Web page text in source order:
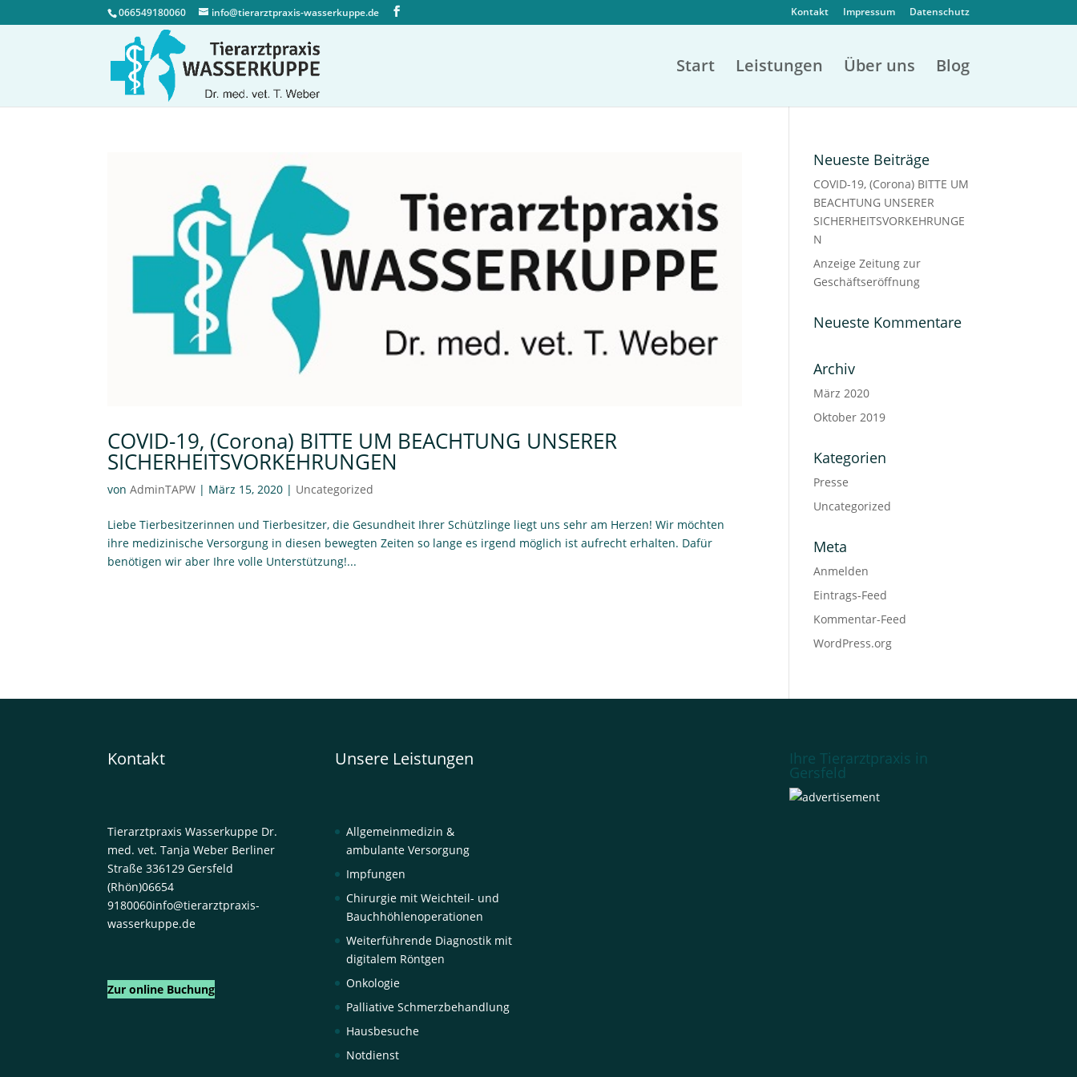
066549180060 info@tierarztpraxis-wasserkuppe.de Kontakt Impressum Datenschutz
Start Leistungen Über uns Blog
COVID-19, (Corona) BITTE UM BEACHTUNG UNSERER
SICHERHEITSVORKEHRUNGEN
vonAdminTAPW | März 15, 2020 | Uncategorized
Liebe Tierbesitzerinnen und Tierbesitzer, die Gesundheit Ihrer Schützlinge liegt uns sehr am Herzen! Wir möchten
ihre medizinische Versorgung in diesen bewegten Zeiten so lange es irgend möglich ist aufrecht erhalten. Dafür
benötigen wir aber Ihre volle Unterstützung!...
Neueste Beiträge
COVID-19, (Corona) BITTE UM
BEACHTUNG UNSERER
SICHERHEITSVORKEHRUNGE
N
Anzeige Zeitung zur
Geschäftseröffnung
Neueste Kommentare
Archiv
März 2020
Oktober 2019
Kategorien
Presse
Uncategorized
Meta
Anmelden
Eintrags-Feed
Kommentar-Feed
WordPress.org
Kontakt
Tierarztpraxis Wasserkuppe Dr.
med. vet. Tanja Weber Berliner
Straße 336129 Gersfeld
(Rhön)06654
9180060info@tierarztpraxis-
wasserkuppe.de
Zur online Buchung
Unsere Leistungen
Allgemeinmedizin &
ambulante Versorgung
Impfungen
Chirurgie mit Weichteil- und
Bauchhöhlenoperationen
Weiterführende Diagnostik mit
digitalem Röntgen
Onkologie
Palliative Schmerzbehandlung
Hausbesuche
Notdienst
Ihre Tierarztpraxis in
Gersfeld